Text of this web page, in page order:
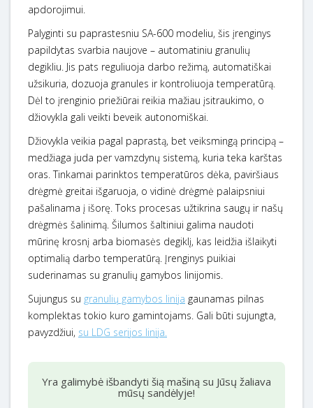
apdorojimui.
Palyginti su paprastesniu SA-600 modeliu, šis įrenginys
papildytas svarbia naujove – automatiniu granulių
degikliu. Jis pats reguliuoja darbo režimą, automatiškai
užsikuria, dozuoja granules ir kontroliuoja temperatūrą.
Dėl to įrenginio priežiūrai reikia mažiau įsitraukimo, o
džiovykla gali veikti beveik autonomiškai.
Džiovykla veikia pagal paprastą, bet veiksmingą principą –
medžiaga juda per vamzdynų sistemą, kuria teka karštas
oras. Tinkamai parinktos temperatūros dėka, paviršiaus
drėgmė greitai išgaruoja, o vidinė drėgmė palaipsniui
pašalinama į išorę. Toks procesas užtikrina saugų ir našų
drėgmės šalinimą. Šilumos šaltiniui galima naudoti
mūrinę krosnį arba biomasės degiklį, kas leidžia išlaikyti
optimalią darbo temperatūrą. Įrenginys puikiai
suderinamas su granulių gamybos linijomis.
Sujungus su granulių gamybos linija gaunamas pilnas
komplektas tokio kuro gamintojams. Gali būti sujungta,
pavyzdžiui, su LDG serijos linija.
Yra galimybė išbandyti šią mašiną su Jūsų žaliava
mūsų sandėlyje!